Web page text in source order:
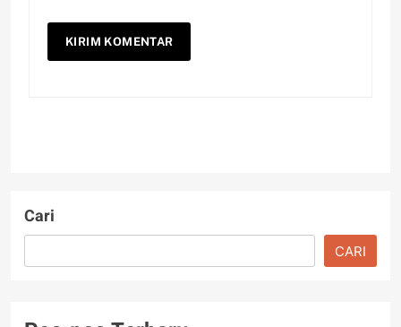
Cari
CARI